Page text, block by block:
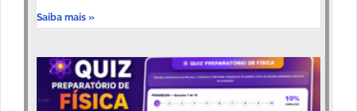
Saiba mais »